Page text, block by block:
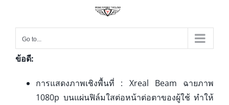
Go to...
ข้อดี:
การแสดงภาพเชิงพื้นที่ : Xreal Beam ฉายภาพ
1080p บนแผ่นฟิล์มใสต่อหน้าต่อตาของผู้ใช้ ทำให้